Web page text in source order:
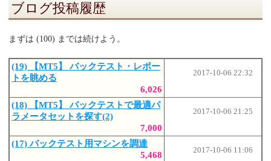
ブログ投稿履歴
まずは (100) までは続けよう。
(19) 【MT5】 バックテスト・レポー
トを眺める
6,026
2017-10-06 22:32
(18) 【MT5】 バックテストで最適パ
ラメータセットを探す(2)
7,000
2017-10-06 21:25
(17) バックテスト用マシンを調達
5,468
2017-10-06 11:06